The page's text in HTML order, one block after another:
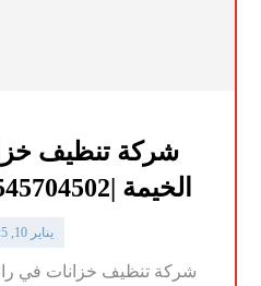
شركة تنظيف
الخيمة |0545704502| عزل وتعقيم
يناير 10, 2025
شركة تنظيف خزانات في